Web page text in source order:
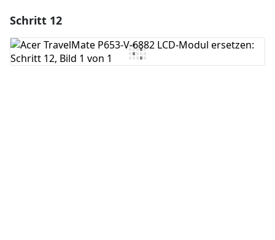
Kommentar hinzufügen
Schritt 12